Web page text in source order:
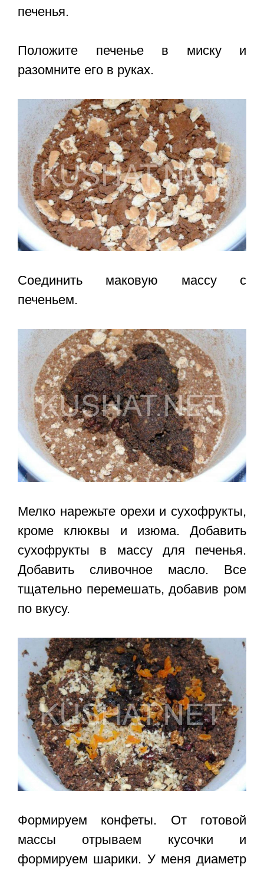
печенья.
Положите печенье в миску и
разомните его в руках.
Соединить маковую массу с
печеньем.
Мелко нарежьте орехи и сухофрукты,
кроме клюквы и изюма. Добавить
сухофрукты в массу для печенья.
Добавить сливочное масло. Все
тщательно перемешать, добавив ром
по вкусу.
Формируем конфеты. От готовой
массы отрываем кусочки и
формируем шарики. У меня диаметр